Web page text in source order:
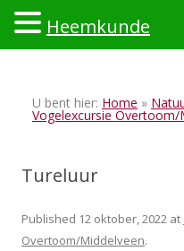
U bent hier: Home »
Vogelexcursie Overtoom/
Tureluur
Published 12 oktober, 2022 at
Overtoom/Middelveen.
Heemkunde